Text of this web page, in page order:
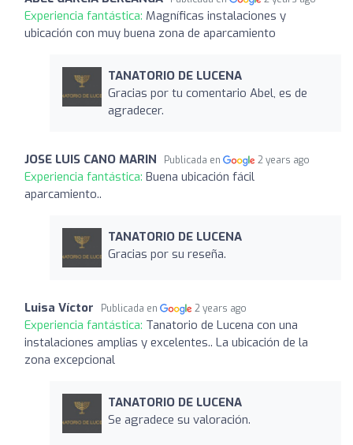
Experiencia fantástica: Magníficas instalaciones y
ubicación con muy buena zona de aparcamiento
TANATORIO DE LUCENA
Gracias por tu comentario Abel, es de
agradecer.
JOSE LUIS CANO MARIN Publicada en 2 years ago
Experiencia fantástica: Buena ubicación fácil
aparcamiento..
TANATORIO DE LUCENA
Gracias por su reseña.
Luisa Víctor Publicada en 2 years ago
Experiencia fantástica: Tanatorio de Lucena con una
instalaciones amplias y excelentes.. La ubicación de la
zona excepcional
TANATORIO DE LUCENA
Se agradece su valoración.